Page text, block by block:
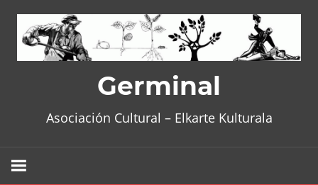
content
Germinal
Asociación Cultural – Elkarte Kulturala